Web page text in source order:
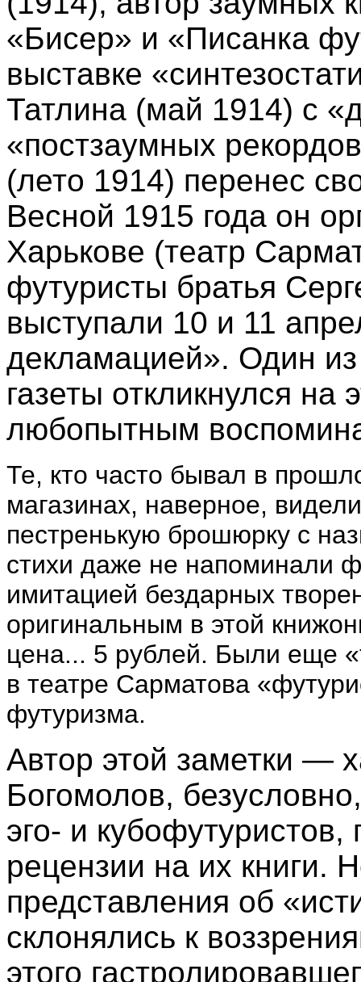
«Бисер» и «Писанка
выставке
Татлина (май 1914) с
«постзаумных
(лето 1914) перенес
Весной 1915 года он
Харькове (театр
футуристы братья
выступали 10 и 11
декламацией». Один
газеты откликнулся на
любопытным
Те, кто часто бывал в
магазинах, наверное,
пестренькую брошюрку с
стихи даже не напоминали
имитацией бездарных
оригинальным в этой
цена... 5 рублей. Были еще
в театре Сарматова
футуризма.
Автор этой заметки —
Богомолов,
эго- и кубофутуристов,
рецензии на их книги.
представления об
склонялись к
этого